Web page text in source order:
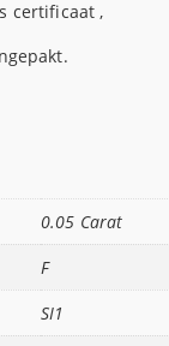
certificaat ,
0.05 Carat
F
SI1